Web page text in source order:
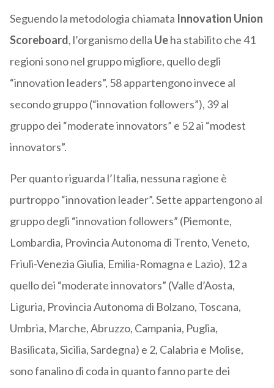
Seguendo la metodologia chiamata Innovation Union
Scoreboard, l’organismo della Ueha stabilito che 41
regioni sono nel gruppo migliore, quello degli
“innovation leaders”, 58 appartengono invece al
secondo gruppo (“innovation followers”), 39 al
gruppo dei “moderate innovators” e 52 ai “modest
innovators”.
Per quanto riguarda l’Italia, nessuna ragione è
purtroppo “innovation leader”. Sette appartengono al
gruppo degli “innovation followers” (Piemonte,
Lombardia, Provincia Autonoma di Trento, Veneto,
Friuli-Venezia Giulia, Emilia-Romagna e Lazio), 12 a
quello dei “moderate innovators” (Valle d’Aosta,
Liguria, Provincia Autonoma di Bolzano, Toscana,
Umbria, Marche, Abruzzo, Campania, Puglia,
Basilicata, Sicilia, Sardegna) e 2, Calabria e Molise,
sono fanalino di coda in quanto fanno parte dei